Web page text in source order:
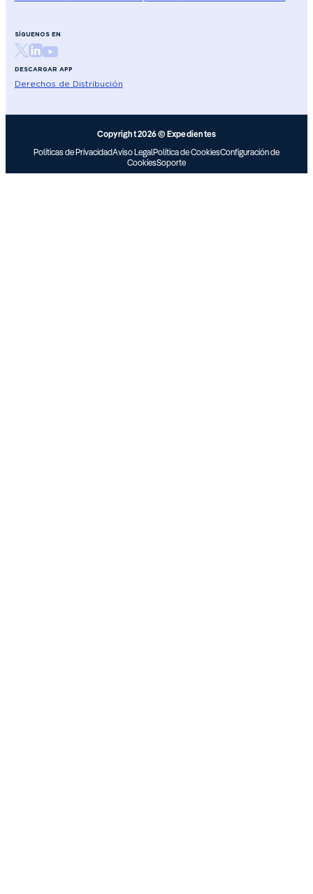
SÍGUENOS EN
DESCARGAR APP
Derechos de Distribución
Copyright 2026 © Expedientes
Políticas de PrivacidadAviso LegalPolítica de CookiesConfiguración de
CookiesSoporte